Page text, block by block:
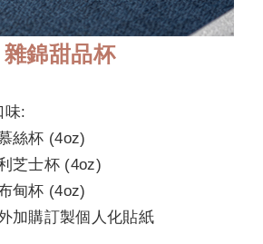
雜錦甜品杯
味:
絲杯 (4oz)
芝士杯 (4oz)
甸杯 (4oz)
加購訂製個人化貼紙